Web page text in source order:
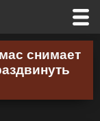
снимает